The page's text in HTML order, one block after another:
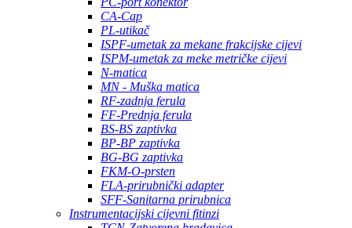
CA-Cap
PL-utikač
ISPF-umetak za mekane frakcijske cijevi
ISPM-umetak za meke metričke cijevi
N-matica
MN - Muška matica
RF-zadnja ferula
FF-Prednja ferula
BS-BS zaptivka
BP-BP zaptivka
BG-BG zaptivka
FKM-O-prsten
FLA-prirubnički adapter
SFF-Sanitarna prirubnica
Instrumentacijski cijevni fitinzi